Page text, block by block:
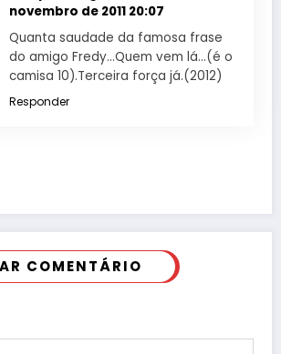
novembro de 2011 20:07
Quanta saudade da famosa frase
do amigo Fredy…Quem vem lá…(é o
camisa 10).Terceira força já.(2012)
Responder
COMENTÁRIO